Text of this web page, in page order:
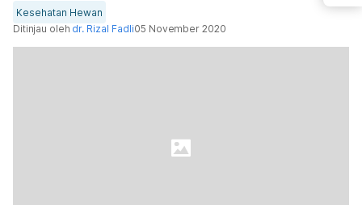
Kesehatan Hewan
Ditinjau oleh dr. Rizal Fadli05 November 2020